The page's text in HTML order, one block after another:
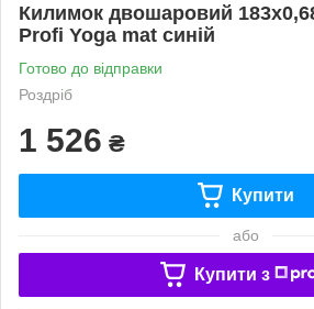
Килимок двошаровий
Profi Yoga mat синiй
Готово до відправки
Роздріб
1 526 ₴
Купити
або
Купити з